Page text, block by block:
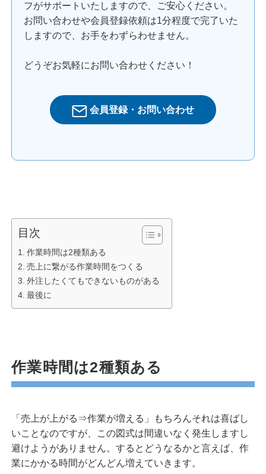
フがサポートいたしますので、ご安心ください。
お問い合わせや会員登録依頼は1分程度で完了いた
しますので、お手をわずらわせません。
どうぞお気軽にお問い合わせください！
会員登録・お問い合わせ
目次
作業時間は2種類ある
売上に繋がる作業時間をつくる
外注したくてもできないものがある
最後に
作業時間は2種類ある
「売上が上がる⇒作業が増える」もちろんそれは喜ばし
いことなのですが、この図式は間違いなく発生しますし
避けようがありません。するとどうなるかと言えば、作
業にかかる時間がどんどん増えていきます。